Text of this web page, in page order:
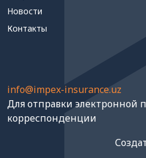
Новости
Контакты
info@impex-insurance.uz
Для отправки электронной
корреспонденции